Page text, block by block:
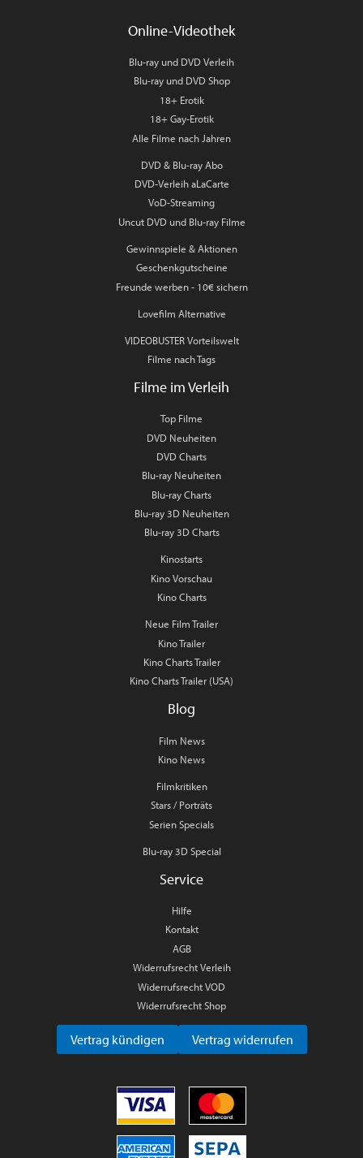
Online-Videothek
Blu-ray und DVD Verleih
Blu-ray und DVD Shop
18+ Erotik
18+ Gay-Erotik
Alle Filme nach Jahren
DVD & Blu-ray Abo
DVD-Verleih aLaCarte
VoD-Streaming
Uncut DVD und Blu-ray Filme
Gewinnspiele & Aktionen
Geschenkgutscheine
Freunde werben - 10€ sichern
Lovefilm Alternative
VIDEOBUSTER Vorteilswelt
Filme nach Tags
Filme im Verleih
Top Filme
DVD Neuheiten
DVD Charts
Blu-ray Neuheiten
Blu-ray Charts
Blu-ray 3D Neuheiten
Blu-ray 3D Charts
Kinostarts
Kino Vorschau
Kino Charts
Neue Film Trailer
Kino Trailer
Kino Charts Trailer
Kino Charts Trailer (USA)
Blog
Film News
Kino News
Filmkritiken
Stars / Porträts
Serien Specials
Blu-ray 3D Special
Service
Hilfe
Kontakt
AGB
Widerrufsrecht Verleih
Widerrufsrecht VOD
Widerrufsrecht Shop
Vertrag kündigen Vertrag widerrufen